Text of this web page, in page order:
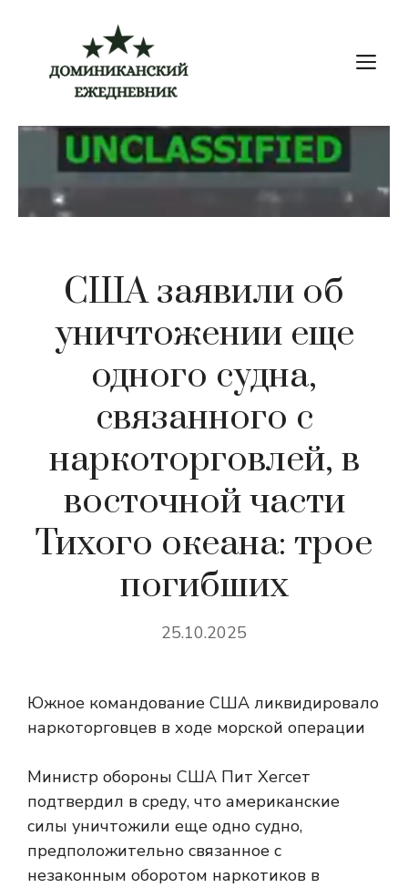
содержимому
США заявили об
уничтожении еще
одного судна,
связанного с
наркоторговлей, в
восточной части
Тихого океана: трое
погибших
25.10.2025
Южное командование США ликвидировало
наркоторговцев в ходе морской операции
Министр обороны США Пит Хегсет
подтвердил в среду, что американские
силы уничтожили еще одно судно,
предположительно связанное с
незаконным оборотом наркотиков в